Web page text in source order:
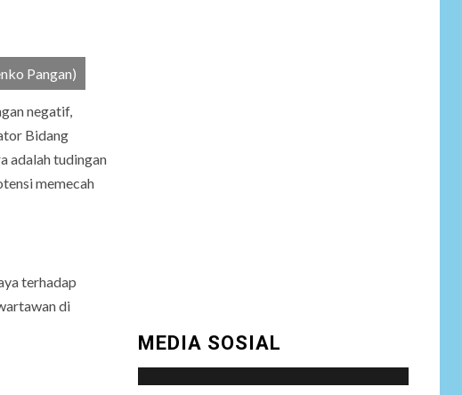
Pangan)
negatif,
Bidang
adalah tudingan
memecah
terhadap
di
MEDIA SOSIAL